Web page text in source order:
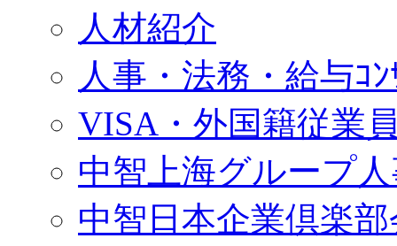
人材紹介
人事・法務・給与ｺﾝ
VISA・外国籍従業
中智上海グループ
中智日本企業倶楽